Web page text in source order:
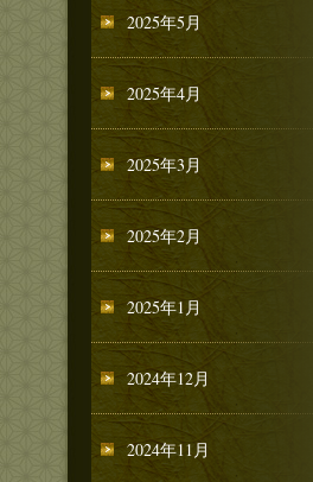
2025年5月
2025年4月
2025年3月
2025年2月
2025年1月
2024年12月
2024年11月